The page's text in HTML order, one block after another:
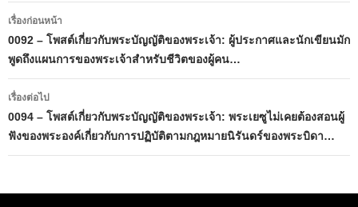
เมนู
นำทาง
เรื่อง
เรื่องก่อนหน้า
0092 – โพสต์เกี่ยวกับพระบัญญัติของพระเจ้า: ผู้ประกาศและนักเขียนมัก
พูดถึงแผนการของพระเจ้าสำหรับชีวิตของผู้คน…
เรื่องต่อไป
0094 – โพสต์เกี่ยวกับพระบัญญัติของพระเจ้า: พระเยซูไม่เคยต้องสอนผู้
ฟังของพระองค์เกี่ยวกับการปฏิบัติตามกฎหมายนิรันดร์ของพระบิดา…